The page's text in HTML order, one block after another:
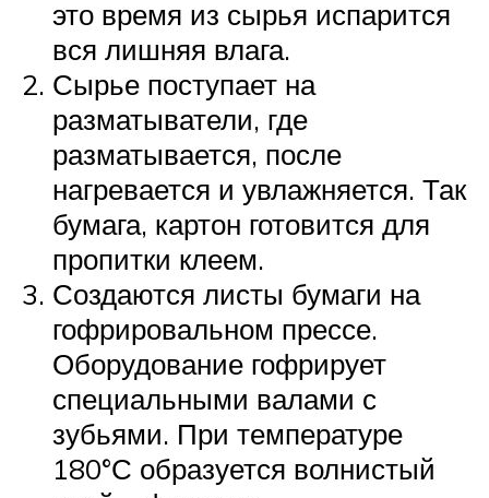
это время из сырья испарится
вся лишняя влага.
Сырье поступает на
разматыватели, где
разматывается, после
нагревается и увлажняется. Так
бумага, картон готовится для
пропитки клеем.
Создаются листы бумаги на
гофрировальном прессе.
Оборудование гофрирует
специальными валами с
зубьями. При температуре
180°С образуется волнистый